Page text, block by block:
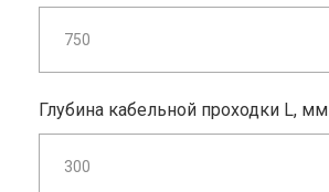
Глубина кабельной проходки L, мм